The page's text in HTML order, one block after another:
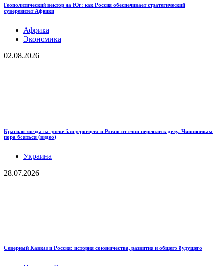
Геополитический вектор на Юг: как Россия обеспечивает стратегический
суверенитет Африки
Африка
Экономика
02.08.2026
Красная звезда на доске бандеровцев: в Ровно от слов перешли к делу. Чиновникам
пора бояться (видео)
Украина
28.07.2026
Северный Кавказ и Россия: история союзничества, развития и общего будущего